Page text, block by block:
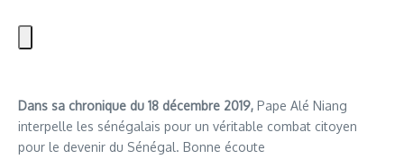
Dans sa chronique du 18 décembre 2019, Pape Alé Niang
interpelle les sénégalais pour un véritable combat citoyen
pour le devenir du Sénégal. Bonne écoute